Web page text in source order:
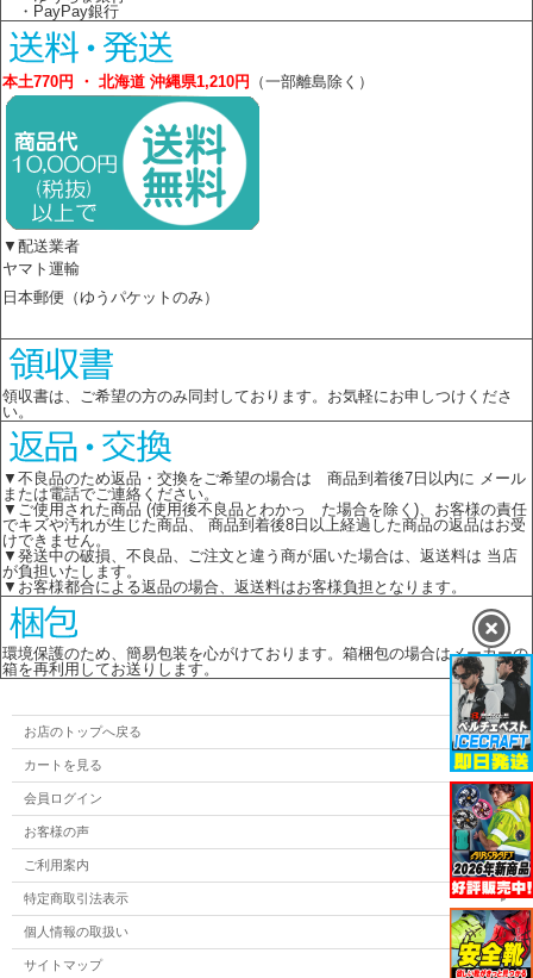
・PayPay銀行
本土770円 ・ 北海道 沖縄県1,210円 （一部離島除く）
▼配送業者
ヤマト運輸
日本郵便（ゆうパケットのみ）
領収書は、ご希望の方のみ同封しております。お気軽にお申しつけくださ
い。
▼不良品のため返品・交換をご希望の場合は 商品到着後7日以内に メール
または電話でご連絡ください。
▼ご使用された商品 (使用後不良品とわかっ た場合を除く)、お客様の責任
でキズや汚れが生じた商品、 商品到着後8日以上経過した商品の返品はお受
けできません。
▼発送中の破損、不良品、ご注文と違う商が届いた場合は、返送料は 当店
が負担いたします。
▼お客様都合による返品の場合、返送料はお客様負担となります。
環境保護のため、簡易包装を心がけております。箱梱包の場合はメーカーの
箱を再利用してお送りします。
お店のトップへ戻る
カートを見る
会員ログイン
お客様の声
ご利用案内
特定商取引法表示
個人情報の取扱い
サイトマップ